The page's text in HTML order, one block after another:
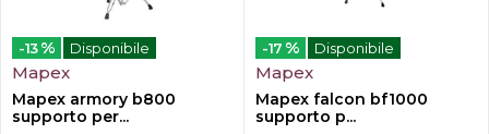
-13 % Disponibile
Mapex
Mapex armory b800
supporto per...
-17 % Disponibile
Mapex
Mapex falcon bf1000
supporto p...